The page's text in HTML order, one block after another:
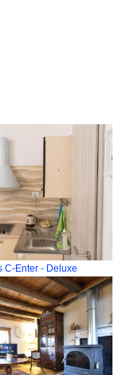
C-Enter - Deluxe